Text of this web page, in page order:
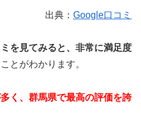
出典： Google口コミ
を見てみると、非常に満足度
ことがわかります。
く、群馬県で最高の評価を誇